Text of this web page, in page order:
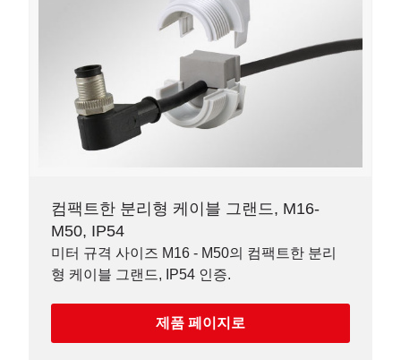
컴팩트한 분리형 케이블 그랜드, M16-
M50, IP54
미터 규격 사이즈 M16 - M50의 컴팩트한 분리
형 케이블 그랜드, IP54 인증.
제품 페이지로